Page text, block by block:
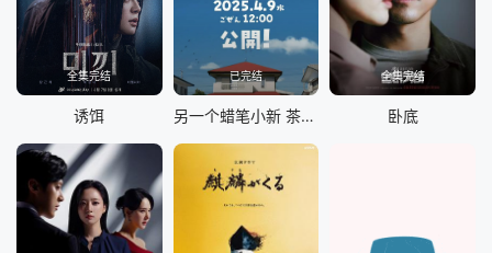
全集完结
诱饵
已完结
另一个蜡笔小新 茶壶家族登场了喔～！第一季
全集完结
卧底